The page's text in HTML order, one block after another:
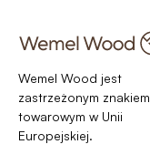
Wemel Wood jest
zastrzeżonym znakiem
towarowym w Unii
Europejskiej.